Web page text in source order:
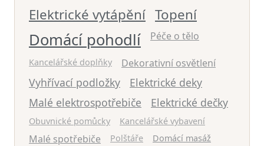
Elektrické vytápění Topení
Domácí pohodlí Péče o tělo
Kancelářské doplňky Dekorativní osvětlení
Vyhřívací podložky
Elektrické deky
Malé elektrospotřebiče
Elektrické dečky
Obuvnické pomůcky Kancelářské vybavení
Malé spotřebiče Polštáře
Domácí masáž